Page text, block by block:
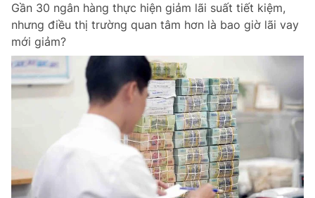
Tổng biên tập: Nguyễn Ngọc Toàn
Phó tổng biên tập thường trực: Hải Thành
Phó tổng biên tập: Lâm Hiếu Dũng
Phó tổng biên tập: Trần Việt Hưng
Tổng thư ký tòa soạn: Đức Trung
Giấy phép xuất bản số 110/GP - BTTTT cấp ngày 24.3.2020
© 2003-2026 Bản quyền thuộc về Báo Thanh Niên. Cấm sao chép
dưới mọi hình thức nếu không có sự chấp thuận bằng văn bản.
Phát triển bởi ePi Technologies, JSC.
Gần 30 ngân hàng thực hiện giảm lãi suất tiết kiệm,
nhưng điều thị trường quan tâm hơn là bao giờ lãi vay
mới giảm?